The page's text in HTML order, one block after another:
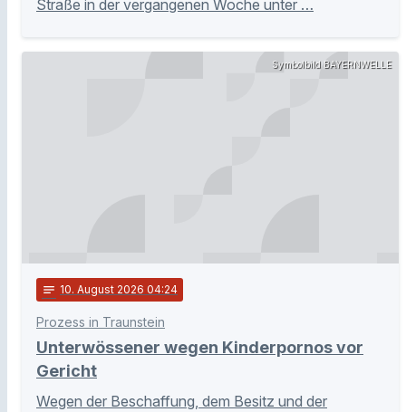
Straße in der vergangenen Woche unter …
Symbolbild BAYERNWELLE
notes 10. August 2026 04:24
Prozess in Traunstein
Unterwössener wegen Kinderpornos vor
Gericht
Wegen der Beschaffung, dem Besitz und der